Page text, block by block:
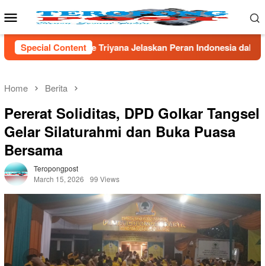
to
Mobile
Menu
Special Content
Peran Indonesia dalam Sains Global *Tak
Home Berita
Pererat Soliditas, DPD Golkar Tangsel
Gelar Silaturahmi dan Buka Puasa
Bersama
Teropongpost
March 15, 2026
99 Views